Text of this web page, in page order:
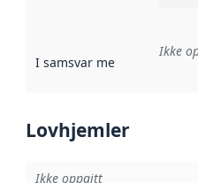
I samsvar med
Ikke
Lovhjemler
Ikke oppgitt